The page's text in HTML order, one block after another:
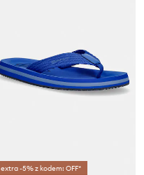
extra -5% z kodem: OFF*